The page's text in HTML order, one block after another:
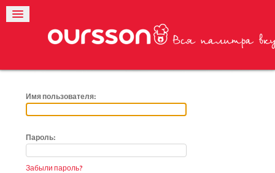
Имя пользователя:
Пароль:
Забыли пароль?